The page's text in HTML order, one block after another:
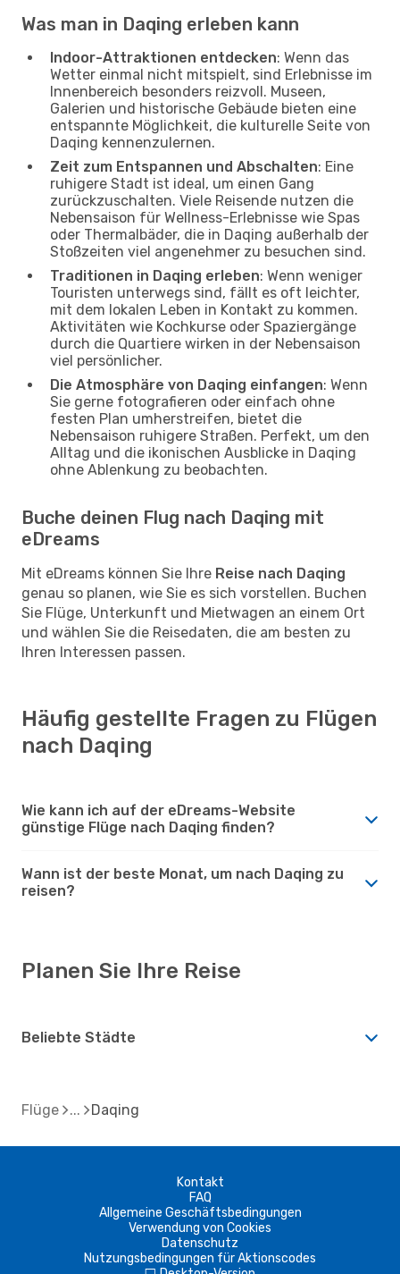
Was man in Daqing erleben kann
Indoor-Attraktionen entdecken: Wenn das
Wetter einmal nicht mitspielt, sind Erlebnisse im
Innenbereich besonders reizvoll. Museen,
Galerien und historische Gebäude bieten eine
entspannte Möglichkeit, die kulturelle Seite von
Daqing kennenzulernen.
Zeit zum Entspannen und Abschalten: Eine
ruhigere Stadt ist ideal, um einen Gang
zurückzuschalten. Viele Reisende nutzen die
Nebensaison für Wellness-Erlebnisse wie Spas
oder Thermalbäder, die in Daqing außerhalb der
Stoßzeiten viel angenehmer zu besuchen sind.
Traditionen in Daqing erleben: Wenn weniger
Touristen unterwegs sind, fällt es oft leichter,
mit dem lokalen Leben in Kontakt zu kommen.
Aktivitäten wie Kochkurse oder Spaziergänge
durch die Quartiere wirken in der Nebensaison
viel persönlicher.
Die Atmosphäre von Daqing einfangen: Wenn
Sie gerne fotografieren oder einfach ohne
festen Plan umherstreifen, bietet die
Nebensaison ruhigere Straßen. Perfekt, um den
Alltag und die ikonischen Ausblicke in Daqing
ohne Ablenkung zu beobachten.
Buche deinen Flug nach Daqing mit
eDreams
Mit eDreams können Sie Ihre Reise nach Daqing
genau so planen, wie Sie es sich vorstellen. Buchen
Sie Flüge, Unterkunft und Mietwagen an einem Ort
und wählen Sie die Reisedaten, die am besten zu
Ihren Interessen passen.
Häufig gestellte Fragen zu Flügen
nach Daqing
Wie kann ich auf der eDreams-Website
günstige Flüge nach Daqing finden?
Wann ist der beste Monat, um nach Daqing zu
reisen?
Planen Sie Ihre Reise
Beliebte Städte
Flüge Daqing
Kontakt
FAQ
Allgemeine Geschäftsbedingungen
Verwendung von Cookies
Datenschutz
Nutzungsbedingungen für Aktionscodes